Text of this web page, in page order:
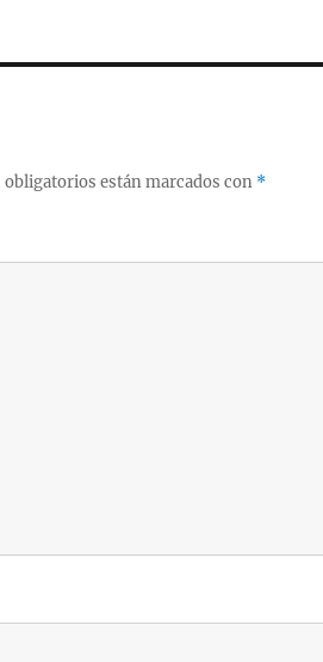
obligatorios están marcados con *